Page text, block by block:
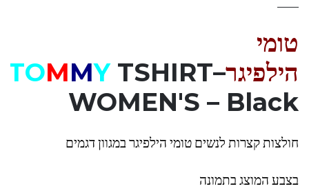
טומי
הילפיגר–
TOMMY TSHIRT
WOMEN'S – Black
חולצות קצרות לנשים טומי הילפיגר במגוון דגמים
בצבע המוצג בתמונה